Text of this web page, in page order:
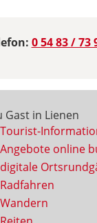
0 54 83 / 73
Gast in Lienen
Tourist-
Angebote online
digitale
Radfahren
Wandern